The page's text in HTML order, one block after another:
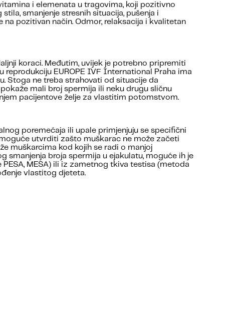
i elemenata u tragovima, koji pozitivno
smanjenje stresnih situacija, pušenja i
pozitivan način. Odmor, relaksacija i kvalitetan
koraci. Međutim, uvijek je potrebno pripremiti
reprodukciju EUROPE IVF International Praha ima
Stoga ne treba strahovati od situacije da
mali broj spermija ili neku drugu sličnu
pacijentove želje za vlastitim potomstvom.
poremećaja ili upale primjenjuju se specifični
utvrditi zašto muškarac ne može začeti
muškarcima kod kojih se radi o manjoj
broja spermija u ejakulatu, moguće ih je
MESA) ili iz zametnog tkiva testisa (metoda
vlastitog djeteta.